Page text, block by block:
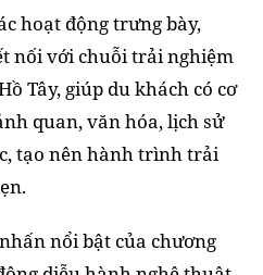
hoạt động trưng bày,
nối với chuỗi trải nghiệm
Tây, giúp du khách có cơ
quan, văn hóa, lịch sử
tạo nên hành trình trải
nổi bật của chương